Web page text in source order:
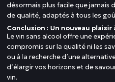
désormais plus facile que jamais
de qualité, adaptés à tous les
Conclusion : Un nouveau plaisir
Le vin sans alcool offre une
compromis sur la qualité ni les
ou à la recherche d’une
d’élargir vos horizons et de
vin.